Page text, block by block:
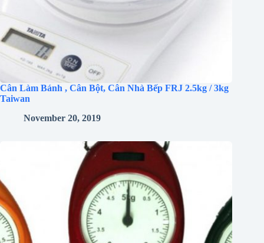
Cân Làm Bánh , Cân Bột, Cân Nhà Bếp FRJ 2.5kg / 3kg
Taiwan
November 20, 2019